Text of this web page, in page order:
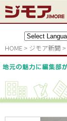
HOME > ジモア新聞 >